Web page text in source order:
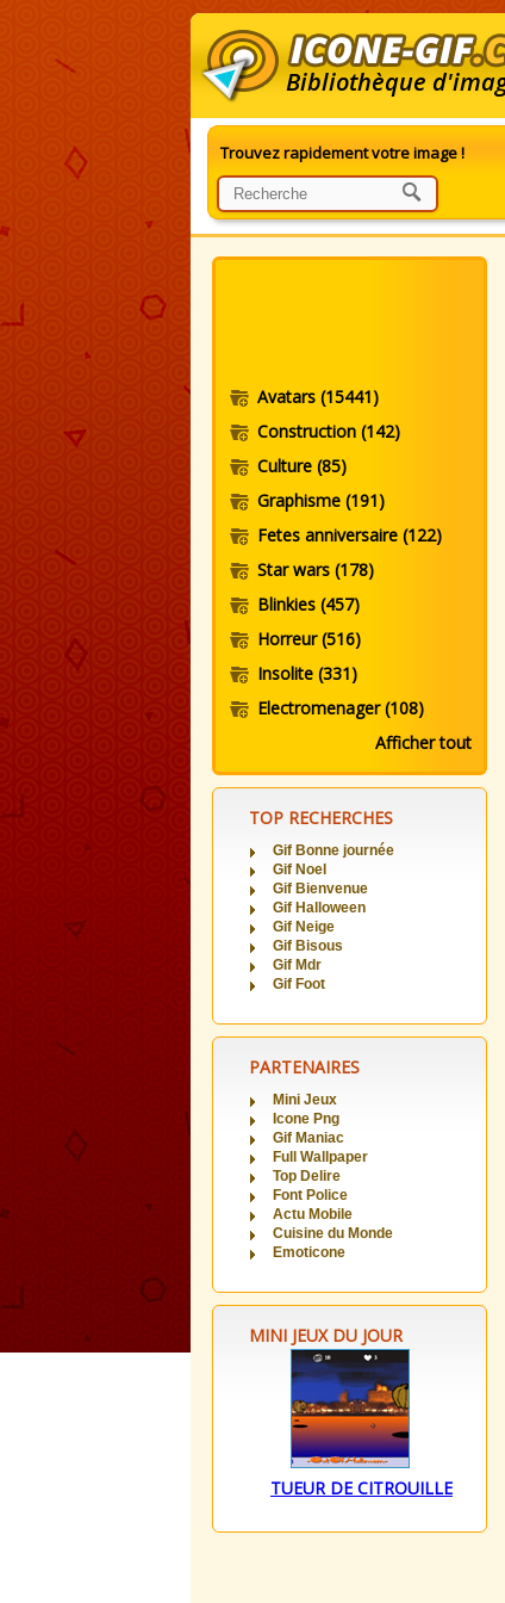
Bibliothèque
Trouvez rapidement votre image !
Avatars (15441)
Construction (142)
Culture (85)
Graphisme (191)
Fetes anniversaire (122)
Star wars (178)
Blinkies (457)
Horreur(516)
Insolite (331)
Electromenager(108)
Afficher tout
TOP RECHERCHES
Gif Bonne journée
Gif Noel
Gif Bienvenue
Gif Halloween
Gif Neige
Gif Bisous
Gif Mdr
Gif Foot
PARTENAIRES
Mini Jeux
Icone Png
Gif Maniac
Full Wallpaper
Top Delire
Font Police
Actu Mobile
Cuisine du Monde
Emoticone
MINI JEUX DU JOUR
TUEUR DE CITROUILLE